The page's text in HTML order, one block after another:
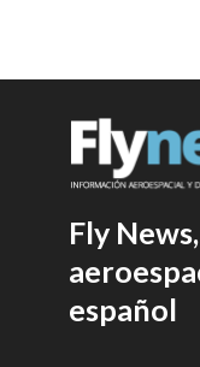
Fly
español